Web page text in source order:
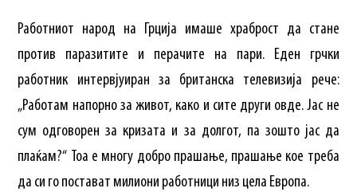
Работниот народ на Грција имаше храброст да стане
против паразитите и перачите на пари. Еден грчки
работник интервјуиран за британска телевизија рече:
„Работам напорно за живот, како и сите други овде. Јас не
сум одговорен за кризата и за долгот, па зошто јас да
плаќам?“ Тоа е многу добро прашање, прашање кое треба
да си го постават милиони работници низ цела Европа.